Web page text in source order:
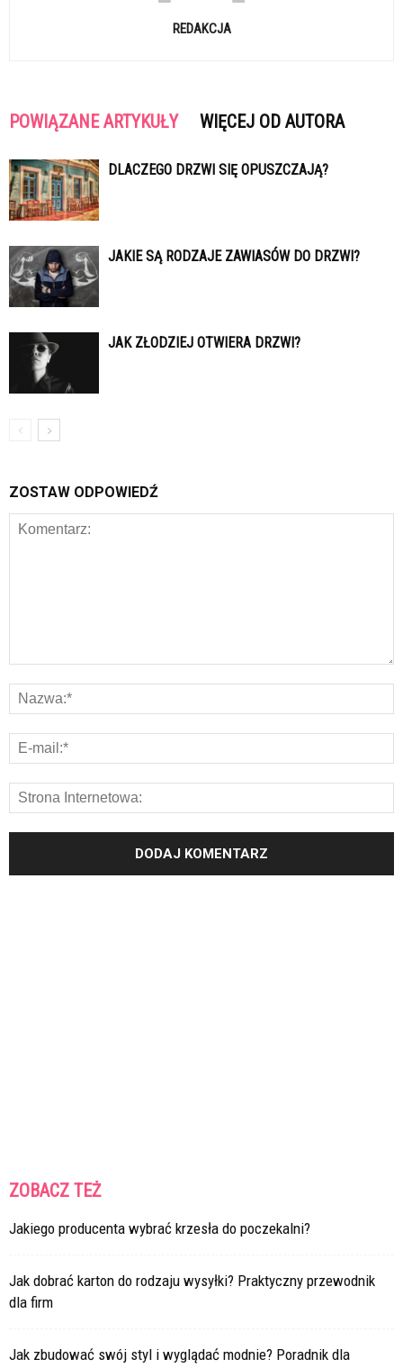
REDAKCJA
POWIĄZANE ARTYKUŁY WIĘCEJ OD AUTORA
DLACZEGO DRZWI SIĘ OPUSZCZAJĄ?
JAKIE SĄ RODZAJE ZAWIASÓW DO DRZWI?
JAK ZŁODZIEJ OTWIERA DRZWI?
ZOSTAW ODPOWIEDŹ
ZOBACZ TEŻ
Jakiego producenta wybrać krzesła do poczekalni?
Jak dobrać karton do rodzaju wysyłki? Praktyczny przewodnik
dla firm
Jak zbudować swój styl i wyglądać modnie? Poradnik dla